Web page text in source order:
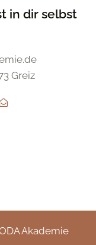
in dir selbst
Greiz
Akademie